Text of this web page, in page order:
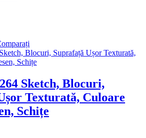
Sketch, Blocuri,
Texturată, Culoare
Schițe